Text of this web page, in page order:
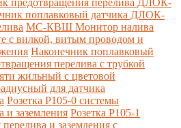
поплавковый датчика ДЛОК-
МС-КВШ Монитор налива
с вилкой, витым проводом и
Наконечник поплавковый
перелива с трубкой
жильный с цветовой
для датчика
Розетка Р105-0 системы
и заземления Розетка Р105-1
и заземления с